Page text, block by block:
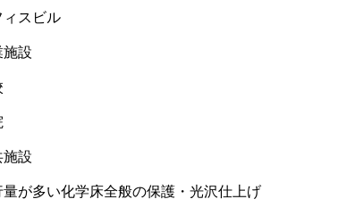
ィスビル
施設
施設
量が多い化学床全般の保護・光沢仕上げ